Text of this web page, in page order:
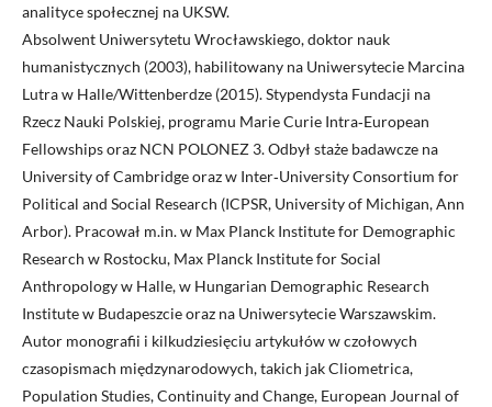
analityce społecznej na UKSW.
Absolwent Uniwersytetu Wrocławskiego, doktor nauk
humanistycznych (2003), habilitowany na Uniwersytecie Marcina
Lutra w Halle/Wittenberdze (2015). Stypendysta Fundacji na
Rzecz Nauki Polskiej, programu Marie Curie Intra‑European
Fellowships oraz NCN POLONEZ 3. Odbył staże badawcze na
University of Cambridge oraz w Inter‑University Consortium for
Political and Social Research (ICPSR, University of Michigan, Ann
Arbor). Pracował m.in. w Max Planck Institute for Demographic
Research w Rostocku, Max Planck Institute for Social
Anthropology w Halle, w Hungarian Demographic Research
Institute w Budapeszcie oraz na Uniwersytecie Warszawskim.
Autor monografii i kilkudziesięciu artykułów w czołowych
czasopismach międzynarodowych, takich jak Cliometrica,
Population Studies, Continuity and Change, European Journal of